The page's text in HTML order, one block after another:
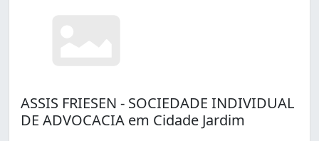
ASSIS FRIESEN - SOCIEDADE INDIVIDUAL
DE ADVOCACIA em Cidade Jardim